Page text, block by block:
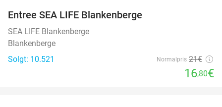
Entree SEA LIFE Blankenberge
SEA LIFE Blankenberge
Blankenberge
Solgt: 10.521
Normalpris 21€
16,80€